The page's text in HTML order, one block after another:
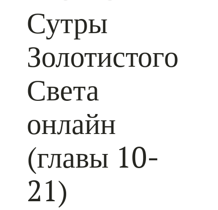
Сутры
Золотистого
Света
онлайн
(главы 10-
21)